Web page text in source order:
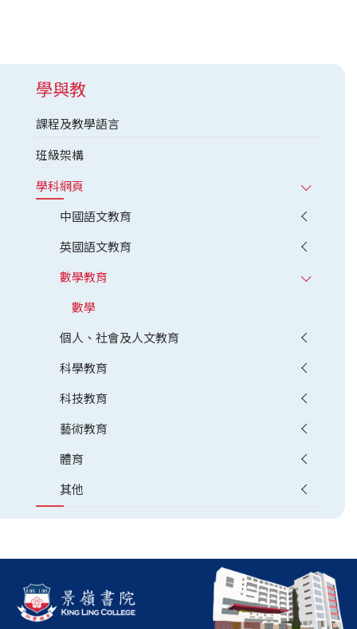
學與教
課程及教學語言
班級架構
學科網頁
中國語文教育
英國語文教育
數學教育
數學
個人、社會及人文教育
科學教育
科技教育
藝術教育
體育
其他